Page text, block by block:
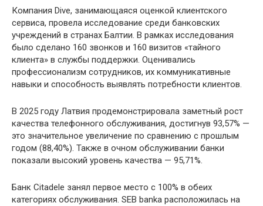
Компания Dive, занимающаяся оценкой клиентского
сервиса, провела исследование среди банковских
учреждений в странах Балтии. В рамках исследования
было сделано 160 звонков и 160 визитов «тайного
клиента» в службы поддержки. Оценивались
профессионализм сотрудников, их коммуникативные
навыки и способность выявлять потребности клиентов.
В 2025 году Латвия продемонстрировала заметный рост
качества телефонного обслуживания, достигнув 93,57% —
это значительное увеличение по сравнению с прошлым
годом (88,40%). Также в очном обслуживании банки
показали высокий уровень качества — 95,71%.
Банк Citadele занял первое место с 100% в обеих
категориях обслуживания. SEB banka расположилась на